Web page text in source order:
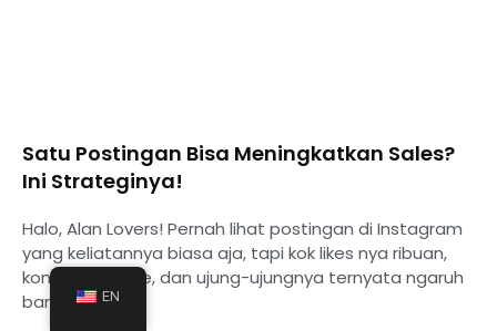
Satu Postingan Bisa Meningkatkan Sales?
Ini Strateginya!
Halo, Alan Lovers! Pernah lihat postingan di Instagram
yang keliatannya biasa aja, tapi kok likes nya ribuan,
komentar rame, dan ujung-ujungnya ternyata ngaruh
banget keEN